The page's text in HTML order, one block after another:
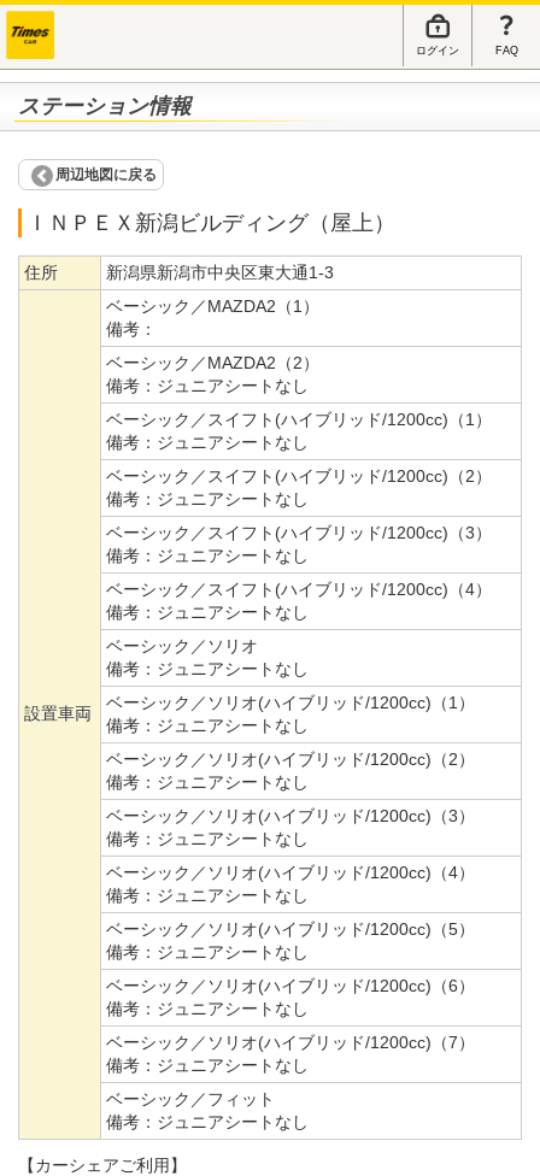
ログイン FAQ
ステーション情報
周辺地図に戻る
ＩＮＰＥＸ新潟ビルディング（屋上）
住所 新潟県新潟市中央区東大通1-3
設置車両
ベーシック／MAZDA2（1）
備考：
ベーシック／MAZDA2（2）
備考： ジュニアシートなし
ベーシック／スイフト(ハイブリッド/1200cc)（1）
備考： ジュニアシートなし
ベーシック／スイフト(ハイブリッド/1200cc)（2）
備考： ジュニアシートなし
ベーシック／スイフト(ハイブリッド/1200cc)（3）
備考： ジュニアシートなし
ベーシック／スイフト(ハイブリッド/1200cc)（4）
備考： ジュニアシートなし
ベーシック／ソリオ
備考： ジュニアシートなし
ベーシック／ソリオ(ハイブリッド/1200cc)（1）
備考： ジュニアシートなし
ベーシック／ソリオ(ハイブリッド/1200cc)（2）
備考： ジュニアシートなし
ベーシック／ソリオ(ハイブリッド/1200cc)（3）
備考： ジュニアシートなし
ベーシック／ソリオ(ハイブリッド/1200cc)（4）
備考： ジュニアシートなし
ベーシック／ソリオ(ハイブリッド/1200cc)（5）
備考： ジュニアシートなし
ベーシック／ソリオ(ハイブリッド/1200cc)（6）
備考： ジュニアシートなし
ベーシック／ソリオ(ハイブリッド/1200cc)（7）
備考： ジュニアシートなし
ベーシック／フィット
備考： ジュニアシートなし
【カーシェアご利用】